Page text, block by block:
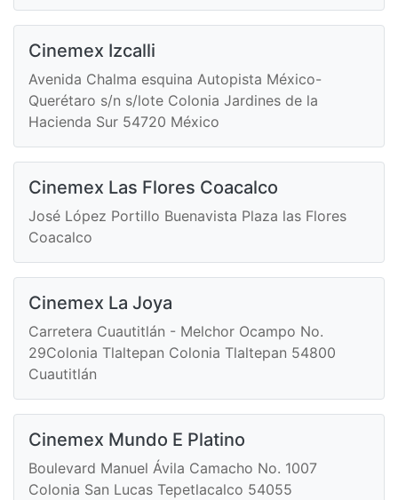
Cinemex Izcalli
Avenida Chalma esquina Autopista México-
Querétaro s/n s/lote Colonia Jardines de la
Hacienda Sur 54720 México
Cinemex Las Flores Coacalco
José López Portillo Buenavista Plaza las Flores
Coacalco
Cinemex La Joya
Carretera Cuautitlán - Melchor Ocampo No.
29Colonia Tlaltepan Colonia Tlaltepan 54800
Cuautitlán
Cinemex Mundo E Platino
Boulevard Manuel Ávila Camacho No. 1007
Colonia San Lucas Tepetlacalco 54055